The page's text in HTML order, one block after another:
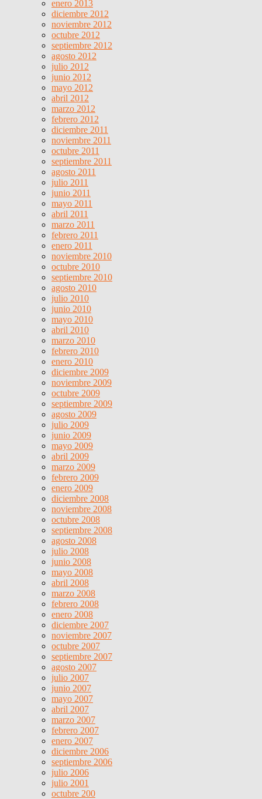
enero 2013
diciembre 2012
noviembre 2012
octubre 2012
septiembre 2012
agosto 2012
julio 2012
junio 2012
mayo 2012
abril 2012
marzo 2012
febrero 2012
diciembre 2011
noviembre 2011
octubre 2011
septiembre 2011
agosto 2011
julio 2011
junio 2011
mayo 2011
abril 2011
marzo 2011
febrero 2011
enero 2011
noviembre 2010
octubre 2010
septiembre 2010
agosto 2010
julio 2010
junio 2010
mayo 2010
abril 2010
marzo 2010
febrero 2010
enero 2010
diciembre 2009
noviembre 2009
octubre 2009
septiembre 2009
agosto 2009
julio 2009
junio 2009
mayo 2009
abril 2009
marzo 2009
febrero 2009
enero 2009
diciembre 2008
noviembre 2008
octubre 2008
septiembre 2008
agosto 2008
julio 2008
junio 2008
mayo 2008
abril 2008
marzo 2008
febrero 2008
enero 2008
diciembre 2007
noviembre 2007
octubre 2007
septiembre 2007
agosto 2007
julio 2007
junio 2007
mayo 2007
abril 2007
marzo 2007
febrero 2007
enero 2007
diciembre 2006
septiembre 2006
julio 2006
julio 2001
octubre 200